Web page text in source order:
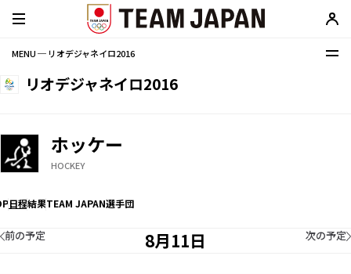
MENU ─ リオデジャネイロ2016
リオデジャネイロ2016
ホッケー
HOCKEY
日程結果TEAM JAPAN選手団
8月11日
前の予定 次の予定